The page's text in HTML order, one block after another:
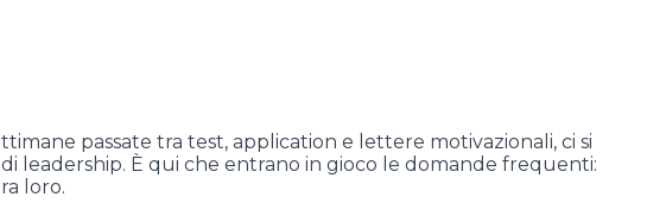
passate tra test, application e lettere motivazionali, ci si
leadership. È qui che entrano in gioco le domande frequenti:
loro.